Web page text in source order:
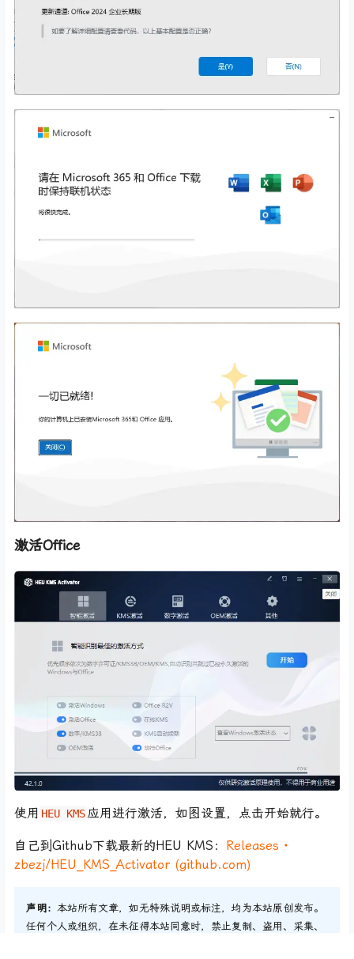
激活Office
使用 HEU KMS应用进行激活，如图设置，点击开始就行。
自己到Github下载最新的HEU KMS： Releases ·
zbezj/HEU_KMS_Activator (github.com)
声明： 本站所有文章，如无特殊说明或标注，均为本站原创发布。
任何个人或组织，在未征得本站同意时，禁止复制、盗用、采集、